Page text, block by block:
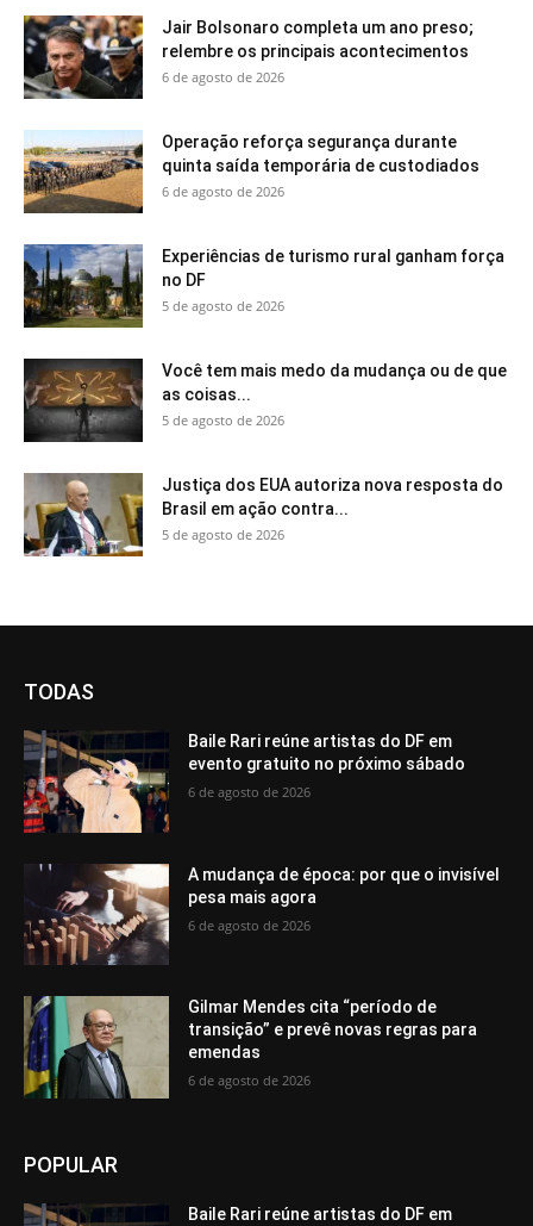
Jair Bolsonaro completa um ano preso;
relembre os principais acontecimentos
6 de agosto de 2026
Operação reforça segurança durante
quinta saída temporária de custodiados
6 de agosto de 2026
Experiências de turismo rural ganham força
no DF
5 de agosto de 2026
Você tem mais medo da mudança ou de que
as coisas...
5 de agosto de 2026
Justiça dos EUA autoriza nova resposta do
Brasil em ação contra...
5 de agosto de 2026
TODAS
Baile Rari reúne artistas do DF em
evento gratuito no próximo sábado
6 de agosto de 2026
A mudança de época: por que o invisível
pesa mais agora
6 de agosto de 2026
Gilmar Mendes cita “período de
transição” e prevê novas regras para
emendas
6 de agosto de 2026
POPULAR
Baile Rari reúne artistas do DF em